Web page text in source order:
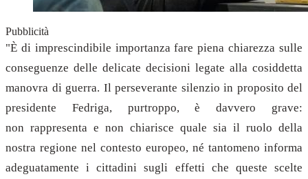
Pubblicità
"È di imprescindibile importanza fare piena chiarezza sulle
conseguenze delle delicate decisioni legate alla cosiddetta
manovra di guerra. Il perseverante silenzio in proposito del
presidente Fedriga, purtroppo, è davvero grave:
non rappresenta e non chiarisce quale sia il ruolo della
nostra regione nel contesto europeo, né tantomeno informa
adeguatamente i cittadini sugli effetti che queste scelte